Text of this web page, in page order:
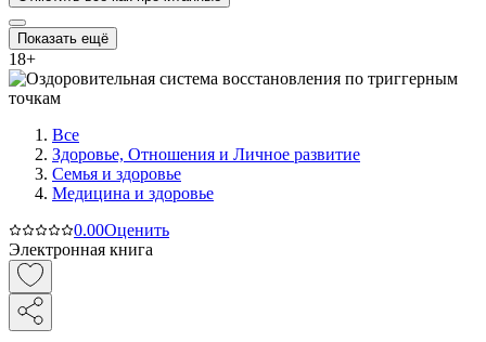
Показать ещё
18+
Все
Здоровье, Отношения и Личное развитие
Семья и здоровье
Медицина и здоровье
0.00Оценить
Электронная книга